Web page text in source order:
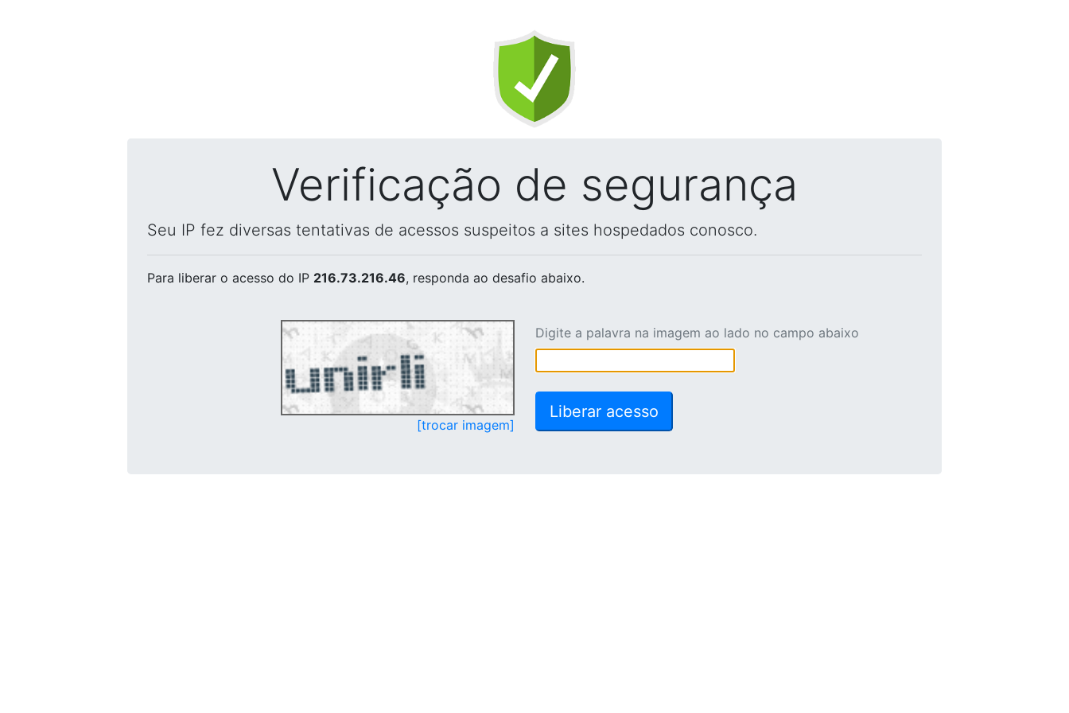
Verificação de segurança
Seu IP fez diversas tentativas de acessos suspeitos a sites hospedados conosco.
Para liberar o acesso do IP 216.73.216.46, responda ao desafio abaixo.
[trocar imagem]
Digite a palavra na imagem ao lado no campo abaixo